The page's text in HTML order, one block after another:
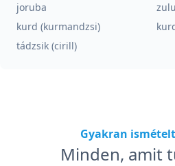
joruba
zulu
kurd (kurmandzsi)
tádzsik (cirill)
Gyakran
Minden, amit